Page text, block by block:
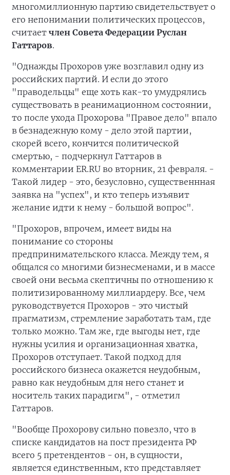
многомиллионную партию свидетельствует о
его непонимании политических процессов,
считает член Совета Федерации Руслан
Гаттаров.
"Однажды Прохоров уже возглавил одну из
российских партий. И если до этого
"праводельцы" еще хоть как-то умудрялись
существовать в реанимационном состоянии,
то после ухода Прохорова "Правое дело" впало
в безнадежную кому - дело этой партии,
скорей всего, кончится политической
смертью, - подчеркнул Гаттаров в
комментарии ER.RU во вторник, 21 февраля. -
Такой лидер - это, безусловно, существеннная
заявка на "успех", и кто теперь изъявит
желание идти к нему - большой вопрос".
"Прохоров, впрочем, имеет виды на
понимание со стороны
предпринимательского класса. Между тем, я
общался со многими бизнесменами, и в массе
своей они весьма скептичны по отношению к
политизированному миллиардеру. Все, чем
руководствуется Прохоров - это чистый
прагматизм, стремление заработать там, где
только можно. Там же, где выгоды нет, где
нужны усилия и организационная хватка,
Прохоров отступает. Такой подход для
российского бизнеса окажется неудобным,
равно как неудобным для него станет и
носитель таких парадигм", - отметил
Гаттаров.
"Вообще Прохорову сильно повезло, что в
списке кандидатов на пост президента РФ
всего 5 претендентов - он, в сущности,
является единственным, кто представляет